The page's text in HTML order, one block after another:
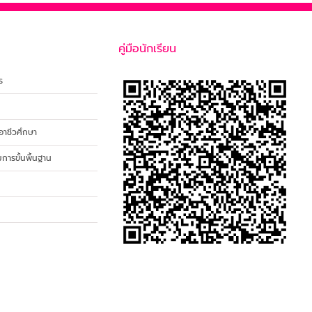
าชีวศึกษา
ารขั้นพื้นฐาน
คู่มือนักเรียน